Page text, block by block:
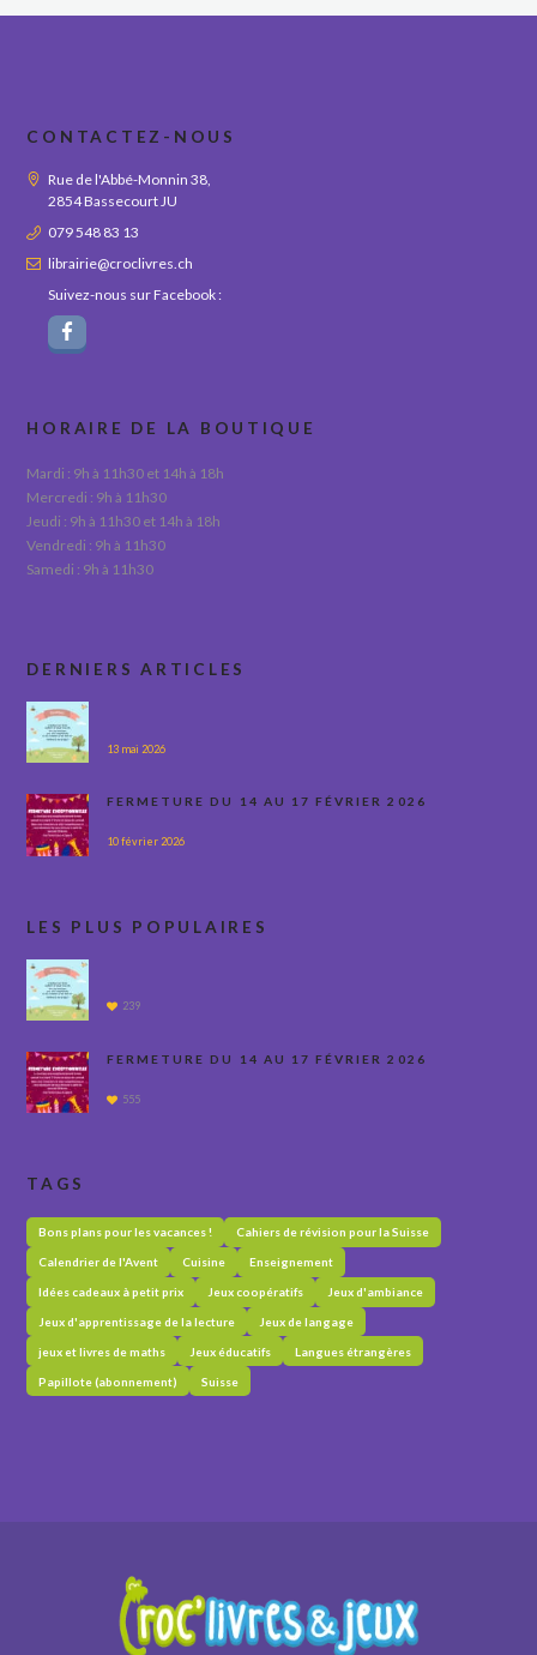
CONTACTEZ-NOUS
Rue de l'Abbé-Monnin 38,
2854 Bassecourt JU
079 548 83 13
librairie@croclivres.ch
Suivez-nous sur Facebook :
HORAIRE DE LA BOUTIQUE
Mardi : 9h à 11h30 et 14h à 18h
Mercredi : 9h à 11h30
Jeudi : 9h à 11h30 et 14h à 18h
Vendredi : 9h à 11h30
Samedi : 9h à 11h30
DERNIERS ARTICLES
13 mai 2026
FERMETURE DU 14 AU 17 FÉVRIER 2026
10 février 2026
LES PLUS POPULAIRES
239
FERMETURE DU 14 AU 17 FÉVRIER 2026
555
TAGS
Bons plans pour les vacances ! Cahiers de révision pour la Suisse
Calendrier de l'Avent Cuisine Enseignement
Idées cadeaux à petit prix Jeux coopératifs Jeux d'ambiance
Jeux d'apprentissage de la lecture Jeux de langage
jeux et livres de maths Jeux éducatifs Langues étrangères
Papillote (abonnement) Suisse